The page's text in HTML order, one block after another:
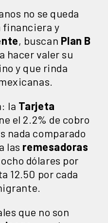
no se queda
financiera y
, buscan Plan B
hacer valer su
y que rinda
la Tarjeta
el 2.2% de cobro
nada comparado
las remesadoras
dólares por
12.50 por cada
que no son